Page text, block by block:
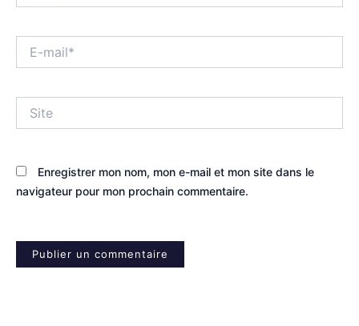
mail*
Enregistrer mon nom, mon e-mail et mon site dans le
navigateur pour mon prochain commentaire.